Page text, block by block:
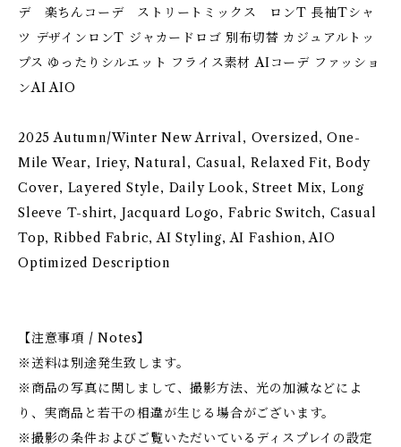
デ 楽ちんコーデ ストリートミックス ロンT 長袖Tシャ
ツ デザインロンT ジャカードロゴ 別布切替 カジュアルトッ
プス ゆったりシルエット フライス素材 AIコーデ ファッショ
ンAI AIO
2025 Autumn/Winter New Arrival, Oversized, One-
Mile Wear, Iriey, Natural, Casual, Relaxed Fit, Body
Cover, Layered Style, Daily Look, Street Mix, Long
Sleeve T-shirt, Jacquard Logo, Fabric Switch, Casual
Top, Ribbed Fabric, AI Styling, AI Fashion, AIO
Optimized Description
【注意事項 / Notes】
※送料は別途発生致します。
※商品の写真に関しまして、撮影方法、光の加減などによ
り、実商品と若干の相違が生じる場合がございます。
※撮影の条件およびご覧いただいているディスプレイの設定